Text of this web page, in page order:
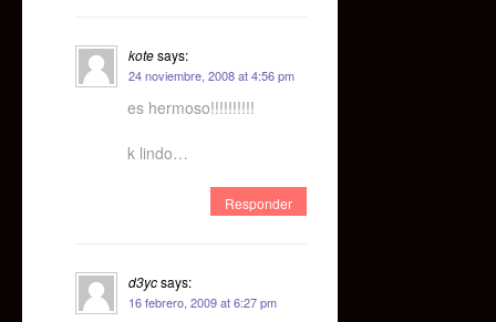
kotesays:
24 noviembre, 2008 at 4:56 pm
es hermoso!!!!!!!!!!
k lindo…
Responder
d3ycsays:
16 febrero, 2009 at 6:27 pm